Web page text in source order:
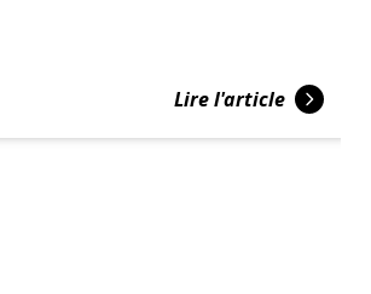
Lire l'article